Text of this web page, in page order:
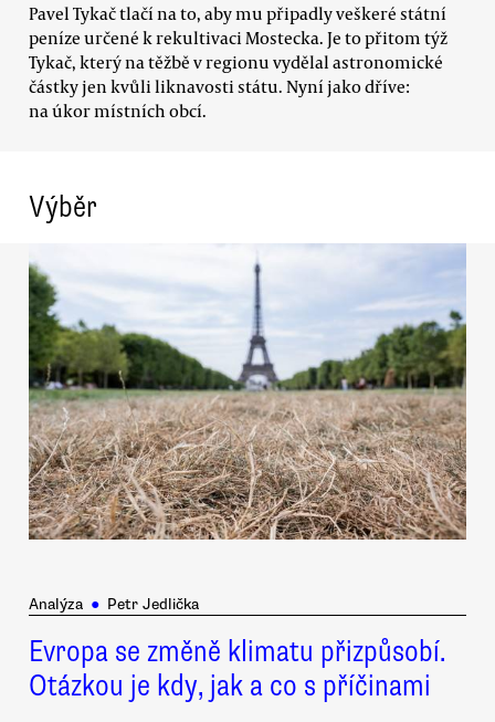
Pavel Tykač tlačí na to, aby mu připadly veškeré státní
peníze určené k rekultivaci Mostecka. Je to přitom týž
Tykač, který na těžbě v regionu vydělal astronomické
částky jen kvůli liknavosti státu. Nyní jako dříve:
na úkor místních obcí.
Výběr
Analýza ● Petr Jedlička
Evropa se změně klimatu přizpůsobí.
Otázkou je kdy, jak a co s příčinami